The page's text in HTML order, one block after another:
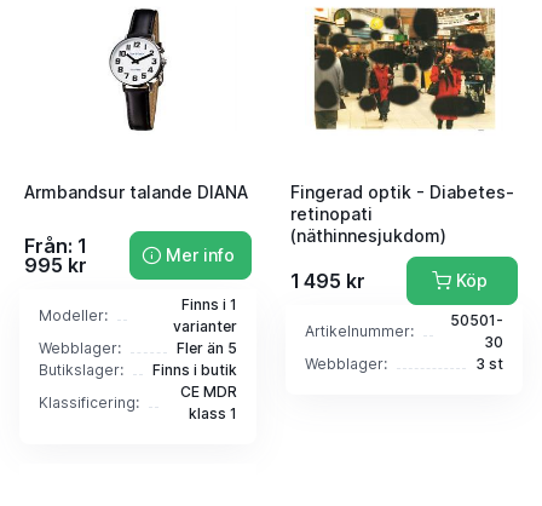
Armbandsur talande DIANA
Från: 1
995 kr
Mer info
Modeller:
Finns i 1
varianter
Webblager:
Fler än 5
Butikslager:
Finns i butik
Klassificering:
CE MDR
klass 1
Fingerad optik - Diabetes-
retinopati
(näthinnesjukdom)
1 495 kr Köp
Artikelnummer:
50501-
30
Webblager:
3 st